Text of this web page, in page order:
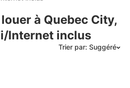
à Quebec City,
Internet inclus
Trier par: Suggéré